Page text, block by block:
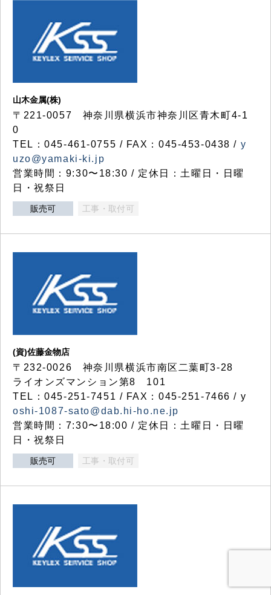
山木金属(株)
〒221-0057 神奈川県横浜市神奈川区青木町4-1
0
TEL：045-461-0755 / FAX：045-453-0438 / y
uzo@yamaki-ki.jp
営業時間：9:30〜18:30 / 定休日：土曜日・日曜
日・祝祭日
販売可 工事・取付可
(資)佐藤金物店
〒232-0026 神奈川県横浜市南区二葉町3-28
ライオンズマンション第8 101
TEL：045-251-7451 / FAX：045-251-7466 / y
oshi-1087-sato@dab.hi-ho.ne.jp
営業時間：7:30〜18:00 / 定休日：土曜日・日曜
日・祝祭日
販売可 工事・取付可